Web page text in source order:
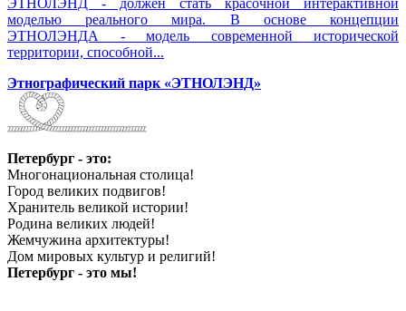
моделью реального мира. В основе концепции
ЭТНОЛЭНДА - модель современной исторической
территории, способной...
Этнографический парк «ЭТНОЛЭНД»
Петербург - это:
Многонациональная столица!
Город великих подвигов!
Хранитель великой истории!
Родина великих людей!
Жемчужина архитектуры!
Дом мировых культур и религий!
Петербург - это мы!